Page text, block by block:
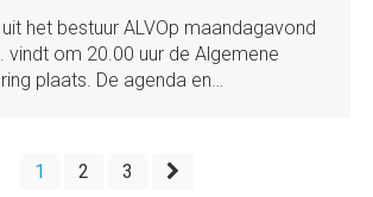
het bestuur ALVOp maandagavond
vindt om 20.00 uur de Algemene
plaats. De agenda en…
1 2 3